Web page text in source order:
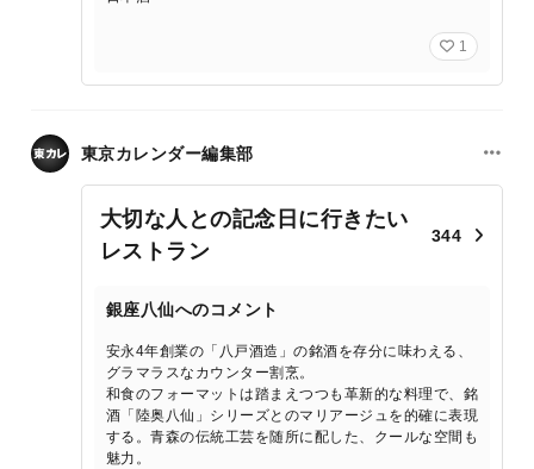
1
東京カレンダー編集部
大切な人との記念日に行きたい
レストラン
344
銀座八仙へのコメント
安永4年創業の「八戸酒造」の銘酒を存分に味わえる、
グラマラスなカウンター割烹。
和食のフォーマットは踏まえつつも革新的な料理で、銘
酒「陸奥八仙」シリーズとのマリアージュを的確に表現
する。青森の伝統工芸を随所に配した、クールな空間も
魅力。